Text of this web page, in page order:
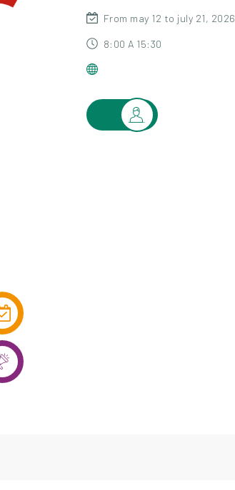
From may 12 to july 21, 2026
8:00 A 15:30